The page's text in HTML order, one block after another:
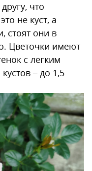
что
не куст, а
стоят они в
Цветочки имеют
с легким
– до 1,5